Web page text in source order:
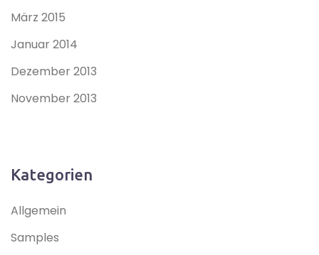
März 2015
Januar 2014
Dezember 2013
November 2013
Kategorien
Allgemein
Samples